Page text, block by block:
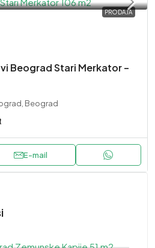
PRODAJA
Beograd Stari Merkator –
Beograd
E-mail